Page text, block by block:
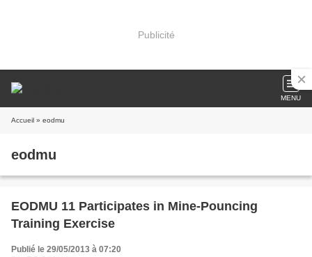
Publicité
MENU
Accueil » eodmu
eodmu
EODMU 11 Participates in Mine-Pouncing
Training Exercise
Publié le 29/05/2013 à 07:20